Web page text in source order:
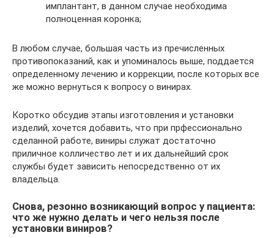
имплантант, в данном случае необходима
полноценная коронка;
В любом случае, большая часть из пречисленных
противопоказаний, как и упоминалось выше, поддается
определенному лечению и коррекции, после которых все
же можно вернуться к вопросу о винирах.
Коротко обсудив этапы изготовления и установки
изделий, хочется добавить, что при прфессионально
сделанной работе, виниры служат достаточно
приличное колличество лет и их дальнейший срок
службы будет зависить непосредственно от их
владельца.
Снова, резонно возникающий вопрос у пациента:
что же нужно делать и чего нельзя после
установки виниров?